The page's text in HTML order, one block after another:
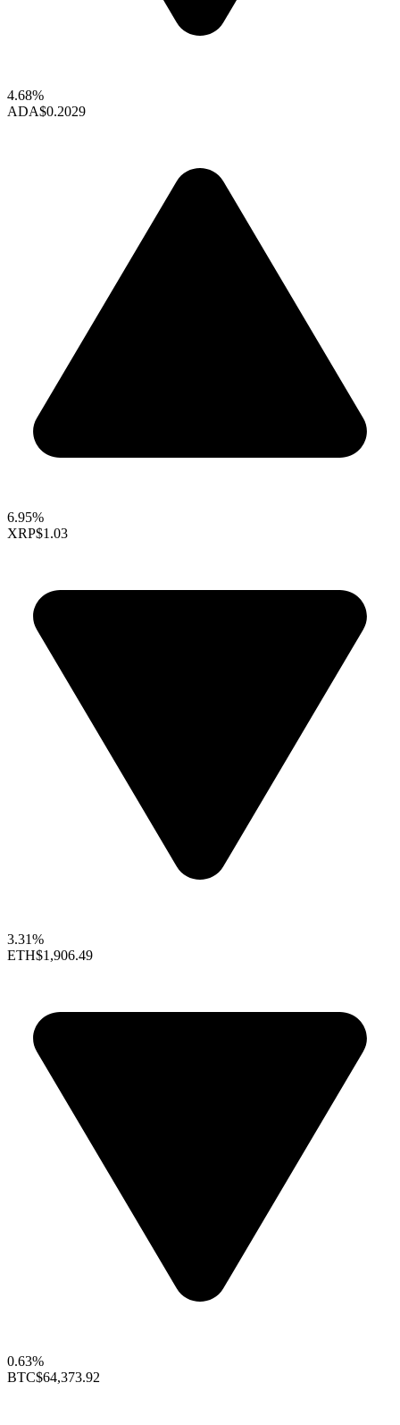
4.68%
ADA$0.2029
6.95%
XRP$1.03
3.31%
ETH$1,906.49
0.63%
BTC$64,373.92